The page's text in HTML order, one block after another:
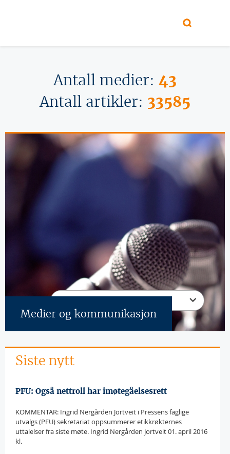
Antall medier: 43
Antall artikler: 33585
Medier og kommunikasjon
Siste nytt
PFU: Også nettroll har imøtegåelsesrett
KOMMENTAR: Ingrid Nergården Jortveit i Pressens faglige
utvalgs (PFU) sekretariat oppsummerer etikkrøkternes
uttalelser fra siste møte. Ingrid Nergården Jortveit 01. april 2016
kl.
Sider